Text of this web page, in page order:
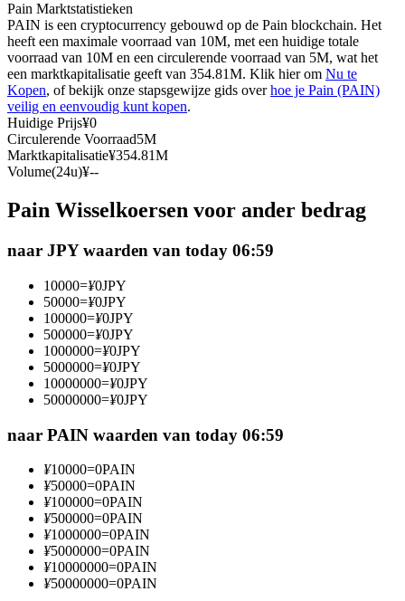
Futures met USDC als onderpand
Geniet van winstdeling en copy trading commissies
Pain Marktstatistieken
PAIN is een cryptocurrency gebouwd op de Pain blockchain. Het
heeft een maximale voorraad van 10M, met een huidige totale
voorraad van 10M en een circulerende voorraad van 5M, wat het
een marktkapitalisatie geeft van 354.81M. Klik hier om Nu te
Kopen, of bekijk onze stapsgewijze gids overhoe je Pain (PAIN)
veilig en eenvoudig kunt kopen.
Huidige Prijs¥0
Circulerende Voorraad5M
Marktkapitalisatie¥354.81M
Volume(24u)¥--
Pain Wisselkoersen voor ander bedrag
naar JPY waarden van today 06:59
10000=¥0JPY
50000=¥0JPY
100000=¥0JPY
500000=¥0JPY
1000000=¥0JPY
5000000=¥0JPY
10000000=¥0JPY
50000000=¥0JPY
naar PAIN waarden van today 06:59
¥10000=0PAIN
¥50000=0PAIN
¥100000=0PAIN
¥500000=0PAIN
¥1000000=0PAIN
¥5000000=0PAIN
¥10000000=0PAIN
¥50000000=0PAIN